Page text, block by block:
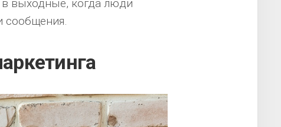
в выходные, когда люди
сообщения.